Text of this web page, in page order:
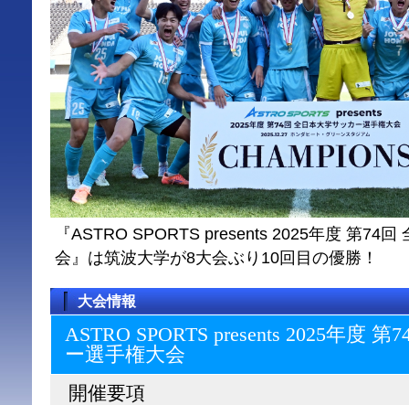
『ASTRO SPORTS presents 2025年度 第74回
会』は筑波大学が8大会ぶり10回目の優勝！
大会情報
ASTRO SPORTS presents 2025年度
ー選⼿権⼤会
開催要項